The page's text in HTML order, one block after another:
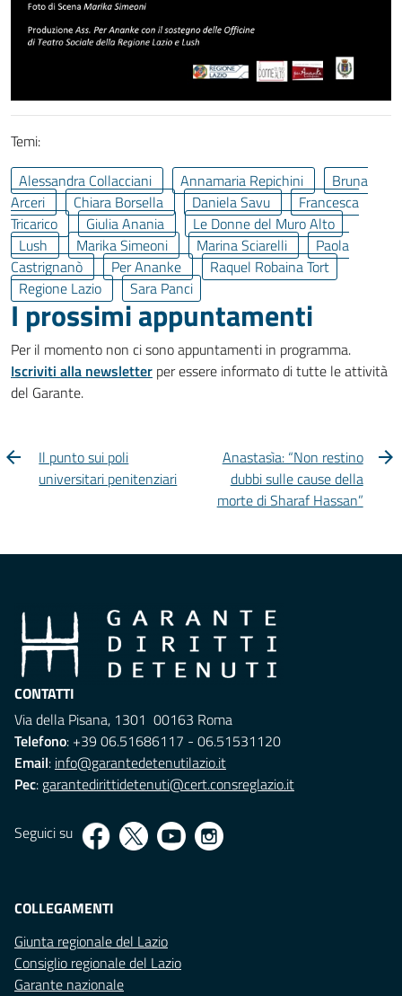
Temi:
Alessandra Collacciani
Annamaria Repichini
Bruna
Arceri
Chiara Borsella Daniela Savu
Francesca
Tricarico
Giulia Anania
Le Donne del Muro Alto
Lush
Marika Simeoni Marina Sciarelli
Paola
Castrignanò
Per Ananke
Raquel Robaina Tort
Regione Lazio
Sara Panci
I prossimi appuntamenti
Per il momento non ci sono appuntamenti in programma.
Iscriviti alla newsletter per essere informato di tutte le attività
del Garante.
Il punto sui poli
universitari penitenziari
Anastasìa: “Non restino
dubbi sulle cause della
morte di Sharaf Hassan”
CONTATTI
Via della Pisana, 1301 00163 Roma
Telefono: +39 06.51686117 - 06.51531120
Email: info@garantedetenutilazio.it
Pec: garantedirittidetenuti@cert.consreglazio.it
Seguici su
COLLEGAMENTI
Giunta regionale del Lazio
Consiglio regionale del Lazio
Garante nazionale